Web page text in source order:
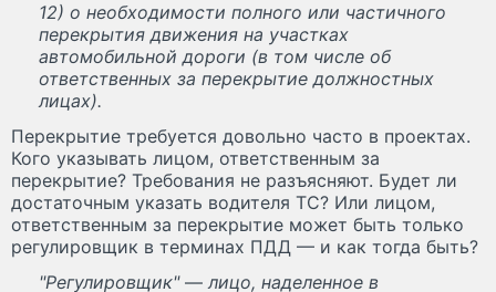
12) о необходимости полного или частичного
перекрытия движения на участках
автомобильной дороги (в том числе об
ответственных за перекрытие должностных
лицах).
Перекрытие требуется довольно часто в проектах.
Кого указывать лицом, ответственным за
перекрытие? Требования не разъясняют. Будет ли
достаточным указать водителя ТС? Или лицом,
ответственным за перекрытие может быть только
регулировщик в терминах ПДД — и как тогда быть?
"Регулировщик" — лицо, наделенное в